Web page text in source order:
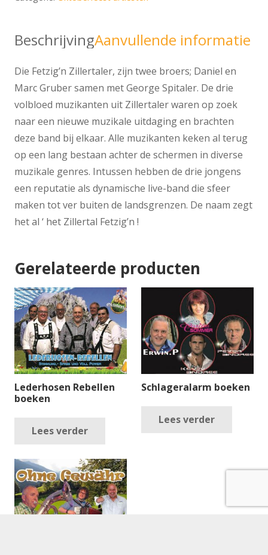
BeschrijvingAanvullende informatie
Die Fetzig’n Zillertaler, zijn twee broers; Daniel en
Marc Gruber samen met George Spitaler. De drie
volbloed muzikanten uit Zillertaler waren op zoek
naar een nieuwe muzikale uitdaging en brachten
deze band bij elkaar. Alle muzikanten keken al terug
op een lang bestaan achter de schermen in diverse
muzikale genres. Intussen hebben de drie jongens
een reputatie als dynamische live-band die sfeer
maken tot ver buiten de landsgrenzen. De naam zegt
het al ‘ het Zillertal Fetzig’n !
Gerelateerde producten
Lederhosen Rebellen
boeken
Lees verder
Schlageralarm boeken
Lees verder